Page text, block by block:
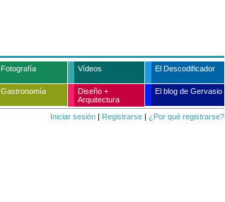
Fotografía Vídeos El Descodificador
Gastronomía
Diseño +
Arquitectura
El blog de Gervasio
Iniciar sesión | Registrarse | ¿Por qué registrarse?